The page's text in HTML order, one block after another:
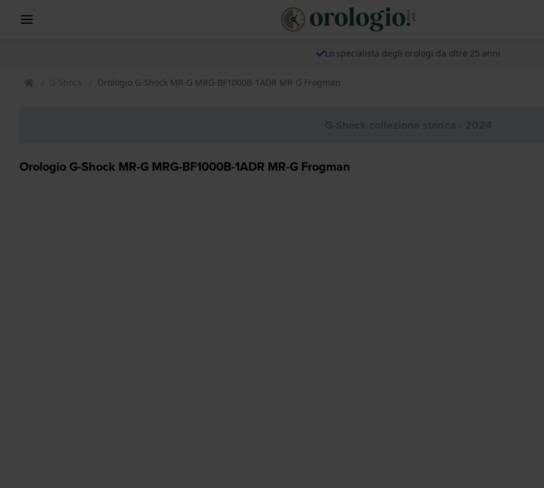
Lo specialista degli orologi da oltre 25 anni
G-Shock Orologio G-Shock MR-G MRG-BF1000B-1ADR MR-G Frogman
Orologio G-Shock MR-G MRG-BF1000B-1ADR MR-G Frogman